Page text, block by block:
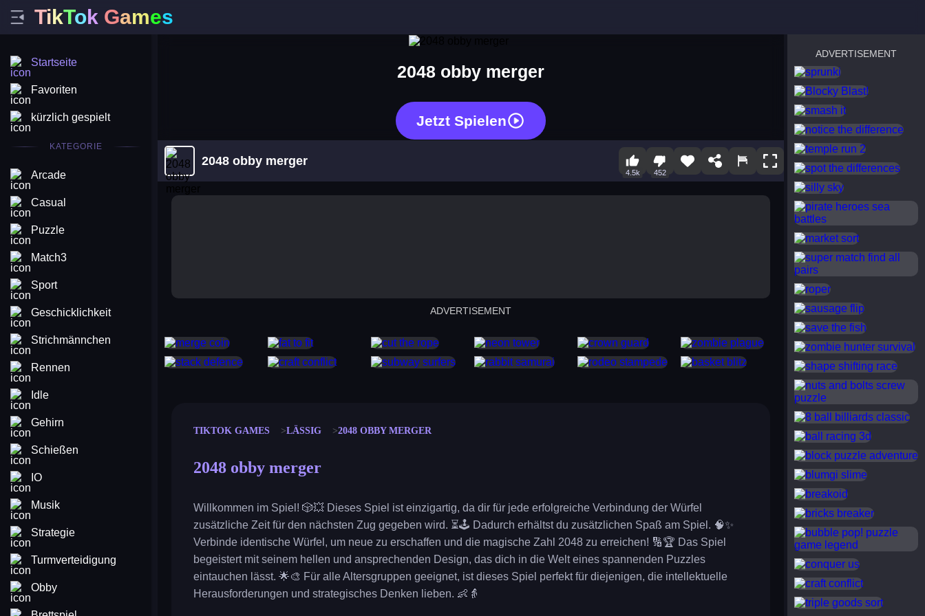
TikTok Games
Startseite
Favoriten
kürzlich gespielt
KATEGORIE
Arcade
Casual
Puzzle
Match3
Sport
Geschicklichkeit
Strichmännchen
Rennen
Idle
Gehirn
Schießen
IO
Musik
Strategie
Turmverteidigung
Obby
2048 obby merger
Jetzt Spielen
2048 obby merger
4.5k 452
ADVERTISEMENT
merge coin fat to fit cut the rope neon tower crown guard
zombie plague
stack defence
craft conflict subway surfers rabbit samurai rodeo stampede basket blitz
TIKTOK GAMES LÄSSIG 2048 OBBY MERGER
2048 obby merger
Willkommen im Spiel! 🎲💥 Dieses Spiel ist einzigartig, da dir für jede erfolgreiche Verbindung der Würfel
zusätzliche Zeit für den nächsten Zug gegeben wird. ⏳🕹️ Dadurch erhältst du zusätzlichen Spaß am Spiel. 🧠✨
Verbinde identische Würfel, um neue zu erschaffen und die magische Zahl 2048 zu erreichen! 🔢🏆 Das Spiel
begeistert mit seinem hellen und ansprechenden Design, das dich in die Welt eines spannenden Puzzles
eintauchen lässt. 🌟🎨 Für alle Altersgruppen geeignet, ist dieses Spiel perfekt für diejenigen, die intellektuelle
Herausforderungen und strategisches Denken lieben. 👶👵
ADVERTISEMENT
sprunki
Blocky Blast!
smash it
notice the difference
temple run 2
spot the differences
silly sky
pirate heroes sea battles
market sort
super match find all pairs
roper
sausage flip
save the fish
zombie hunter survival
shape shifting race
nuts and bolts screw
8 ball billiards classic
ball racing 3d
block puzzle adventure
blumgi slime
breakoid
bricks breaker
bubble pop! puzzle game
conquer us
craft conflict
triple goods sort